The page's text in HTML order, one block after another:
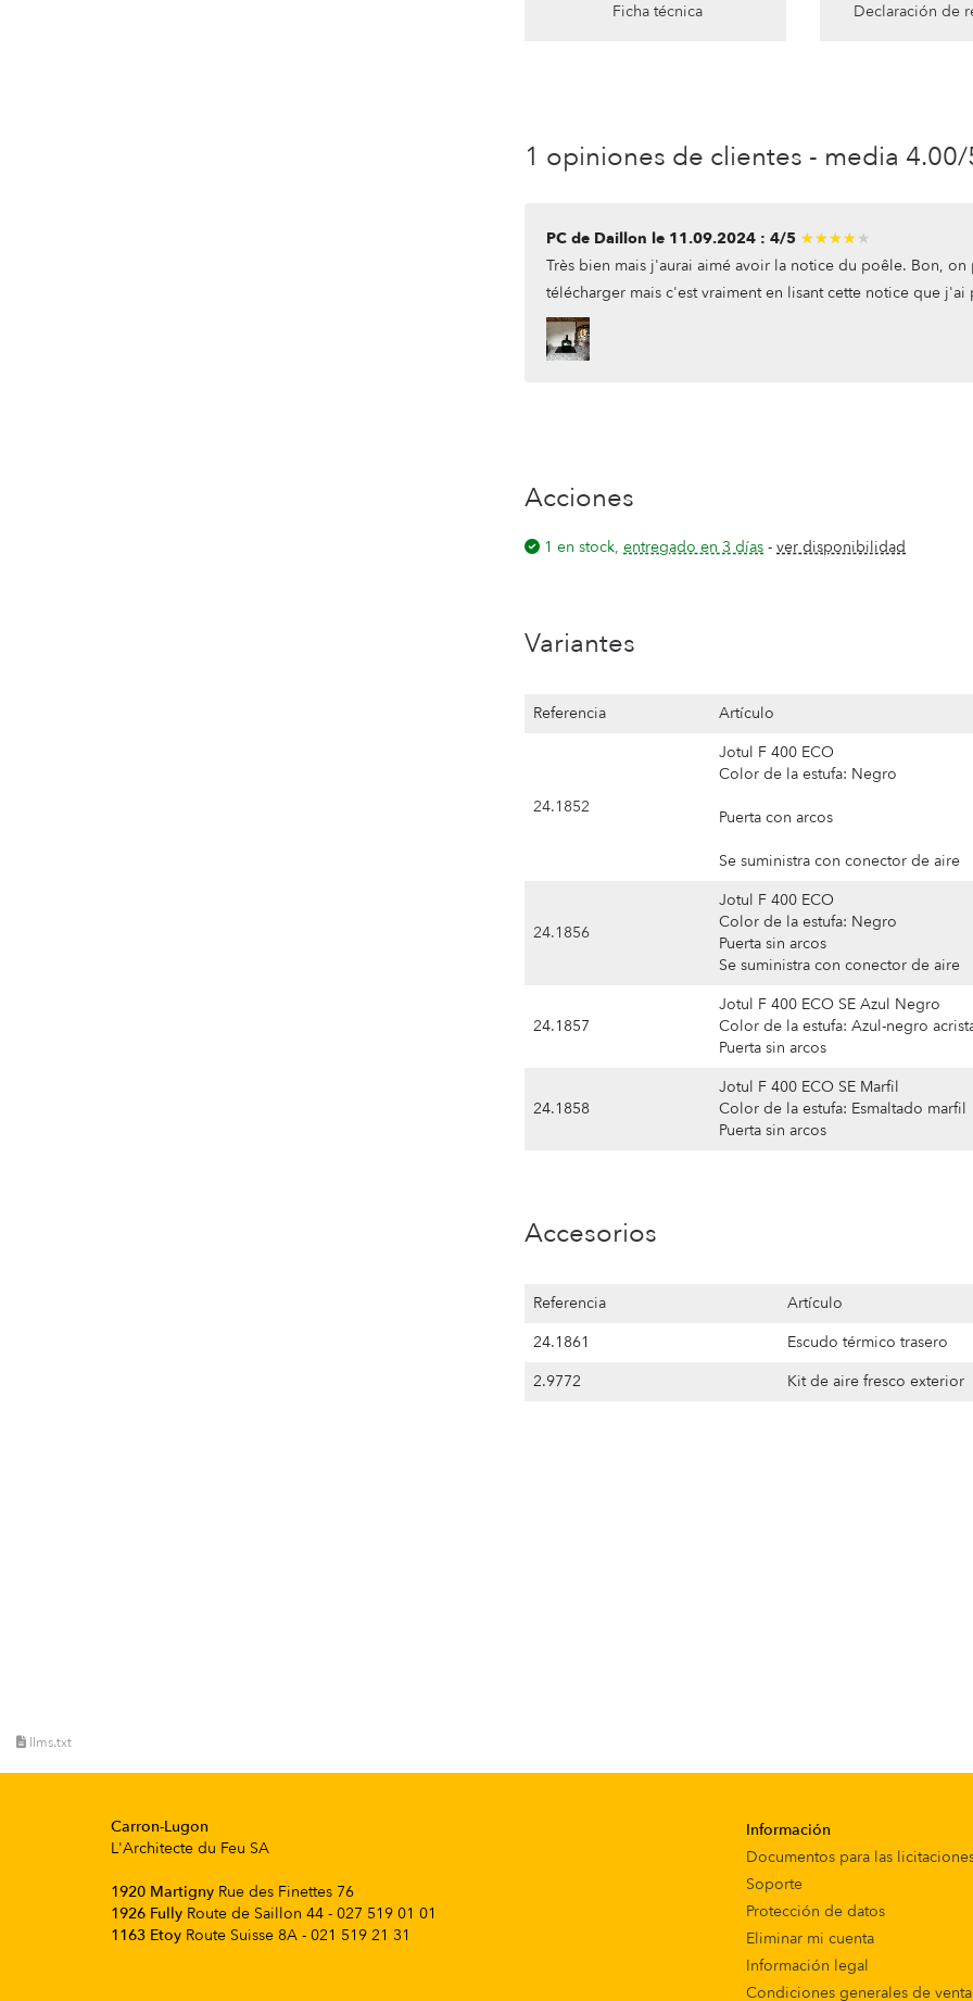
Ficha técnica Declaración de
1 opiniones de clientes - media 4.00/
PC de Daillon le 11.09.2024 : 4/5 ★★★★★
★★★★★
Très bien mais j'aurai aimé avoir la notice du poêle. Bon,
télécharger mais c'est vraiment en lisant cette notice que
Acciones
1 en stock, entregado en 3 días - ver disponibilidad
Variantes
Referencia Artículo
24.1852
Jotul F 400 ECO
Color de la estufa: Negro
Puerta con arcos
Se suministra con conector de aire
24.1856
Jotul F 400 ECO
Color de la estufa: Negro
Puerta sin arcos
Se suministra con conector de aire
24.1857
Jotul F 400 ECO SE Azul Negro
Color de la estufa: Azul-negro
Puerta sin arcos
24.1858
Jotul F 400 ECO SE Marfil
Color de la estufa: Esmaltado marfil
Puerta sin arcos
Accesorios
Referencia
Artículo
24.1861
Escudo térmico trasero
2.9772
Kit de aire fresco exterior
llms.txt
Carron-Lugon
L'Architecte du Feu SA
1920 Martigny Rue des Finettes 76
1926 Fully Route de Saillon 44 - 027 519 01 01
1163 Etoy Route Suisse 8A - 021 519 21 31
Información
Documentos para las
Soporte
Protección de datos
Eliminar mi cuenta
Información legal
Condiciones generales de